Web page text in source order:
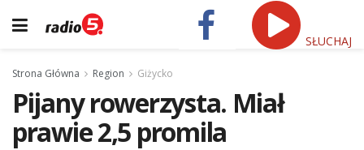
SŁUCHAJ
Strona Główna Region Giżycko
Pijany rowerzysta. Miał
prawie 2,5 promila